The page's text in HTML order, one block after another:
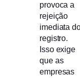
provoca a
rejeição
imediata
registro.
Isso exige
que as
empresas